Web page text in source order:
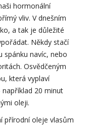
hormonální
vliv. V dnešním
a tak je důležité
Někdy stačí
spánku navíc, nebo
Osvědčeným
která vyplaví
například 20 minut
oleji.
přírodní oleje vlasům